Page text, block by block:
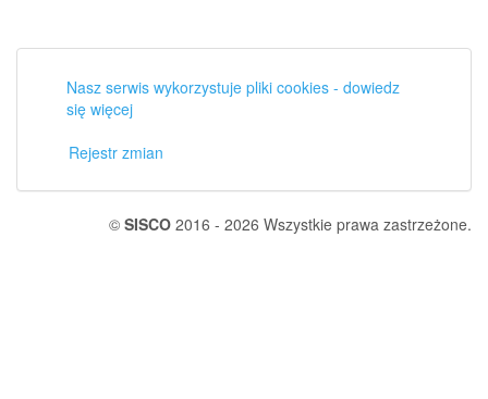
Nasz serwis wykorzystuje pliki cookies - dowiedz
się więcej
Rejestr zmian
© SISCO 2016 - 2026 Wszystkie prawa zastrzeżone.